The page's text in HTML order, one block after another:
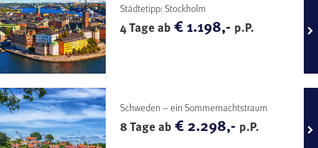
Städtetipp: Stockholm
4 Tage ab€ 1.198,- p.P.
Schweden – ein Sommernachtstraum
8 Tage ab€ 2.298,- p.P.